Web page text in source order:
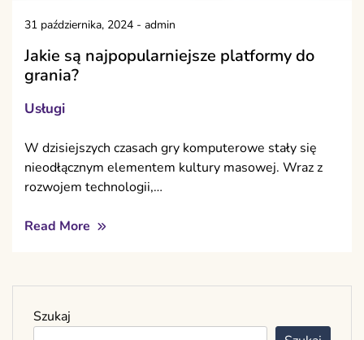
31 października, 2024 - admin
Jakie są najpopularniejsze platformy do
grania?
Usługi
W dzisiejszych czasach gry komputerowe stały się
nieodłącznym elementem kultury masowej. Wraz z
rozwojem technologii,…
Read More
Szukaj